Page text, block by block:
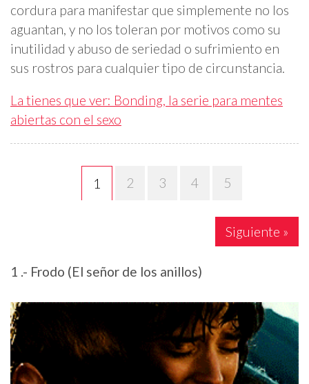
cordura para manifestar que simplemente no los
aguantan, y no los toleran por motivos como su
inutilidad y abuso de seriedad o sufrimiento en
sus rostros para cualquier tipo de circunstancia.
La tienes que ver: Bonding, la serie para mentes
abiertas con el sexo
1 2 3 4 5
Siguiente »
1 .- Frodo (El señor de los anillos)